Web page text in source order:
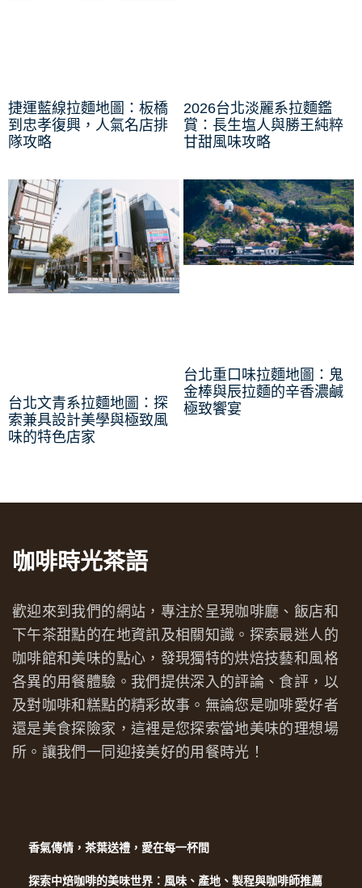
捷運藍線拉麵地圖：板橋
到忠孝復興，人氣名店排
隊攻略
2026台北淡麗系拉麵鑑
賞：長生塩人與勝王純粹
甘甜風味攻略
台北文青系拉麵地圖：探
索兼具設計美學與極致風
味的特色店家
台北重口味拉麵地圖：鬼
金棒與辰拉麵的辛香濃鹹
極致饗宴
咖啡時光茶語
歡迎來到我們的網站，專注於呈現咖啡廳、飯店和
下午茶甜點的在地資訊及相關知識。探索最迷人的
咖啡館和美味的點心，發現獨特的烘焙技藝和風格
各異的用餐體驗。我們提供深入的評論、食評，以
及對咖啡和糕點的精彩故事。無論您是咖啡愛好者
還是美食探險家，這裡是您探索當地美味的理想場
所。讓我們一同迎接美好的用餐時光！
香氣傳情，茶葉送禮，愛在每一杯間
探索中焙咖啡的美味世界：風味、產地、製程與咖啡師推薦